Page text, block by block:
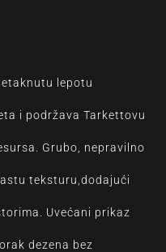
lepotu
i podržava Tarkettovu
Grubo, nepravilno
teksturu,dodajući
Uvećani prikaz
dezena bez